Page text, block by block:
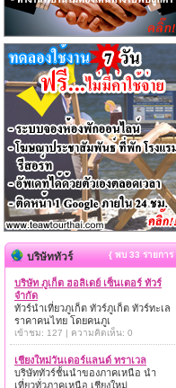
บริษัททัวร์ { พบ 33 รายการ
บริษัท ภูเก็ต ฮอลิเดย์ เซ็นเตอร์ ทัวร์
จำกัด
ทัวร์นำเที่ยวภูเก็ต ทัวร์ภูเก็ต ทัวร์ทะเล
ราคาคนไทย โดยคนภูเ
เข้าชม: 127 | ความคิดเห็น: 0
เชียงใหม่วันเดอร์แลนด์ ทราเวล
บริษัททัวร์ชั้นนำของภาคเหนือ นำ
เที่ยวทั่วภาคเหนือ เชียงใหม่